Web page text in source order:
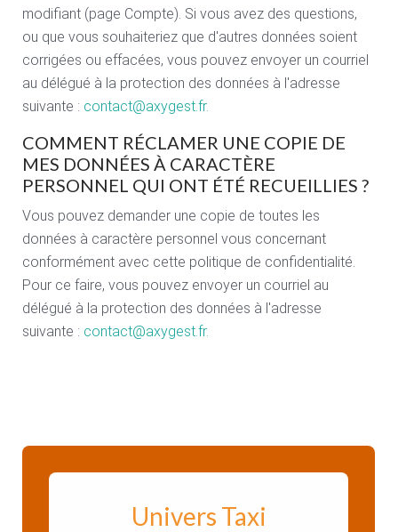
modifiant (page Compte). Si vous avez des questions,
ou que vous souhaiteriez que d'autres données soient
corrigées ou effacées, vous pouvez envoyer un courriel
au délégué à la protection des données à l'adresse
suivante : contact@axygest.fr.
COMMENT RÉCLAMER UNE COPIE DE
MES DONNÉES À CARACTÈRE
PERSONNEL QUI ONT ÉTÉ RECUEILLIES ?
Vous pouvez demander une copie de toutes les
données à caractère personnel vous concernant
conformément avec cette politique de confidentialité.
Pour ce faire, vous pouvez envoyer un courriel au
délégué à la protection des données à l'adresse
suivante : contact@axygest.fr.
Univers Taxi